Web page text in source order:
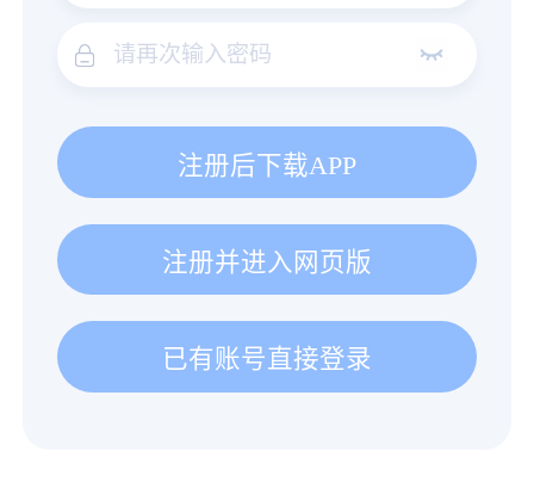
注册后下载APP
注册并进入网页版
已有账号直接登录